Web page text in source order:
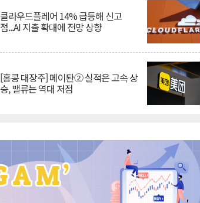
클라우드플레어 14% 급등해 신고
점...AI 지출 확대에 전망 상향
[홍콩 대장주] 메이퇀② 실적은 고속 상
승, 밸류는 역대 저점